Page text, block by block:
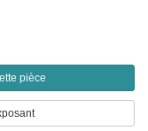
pièce